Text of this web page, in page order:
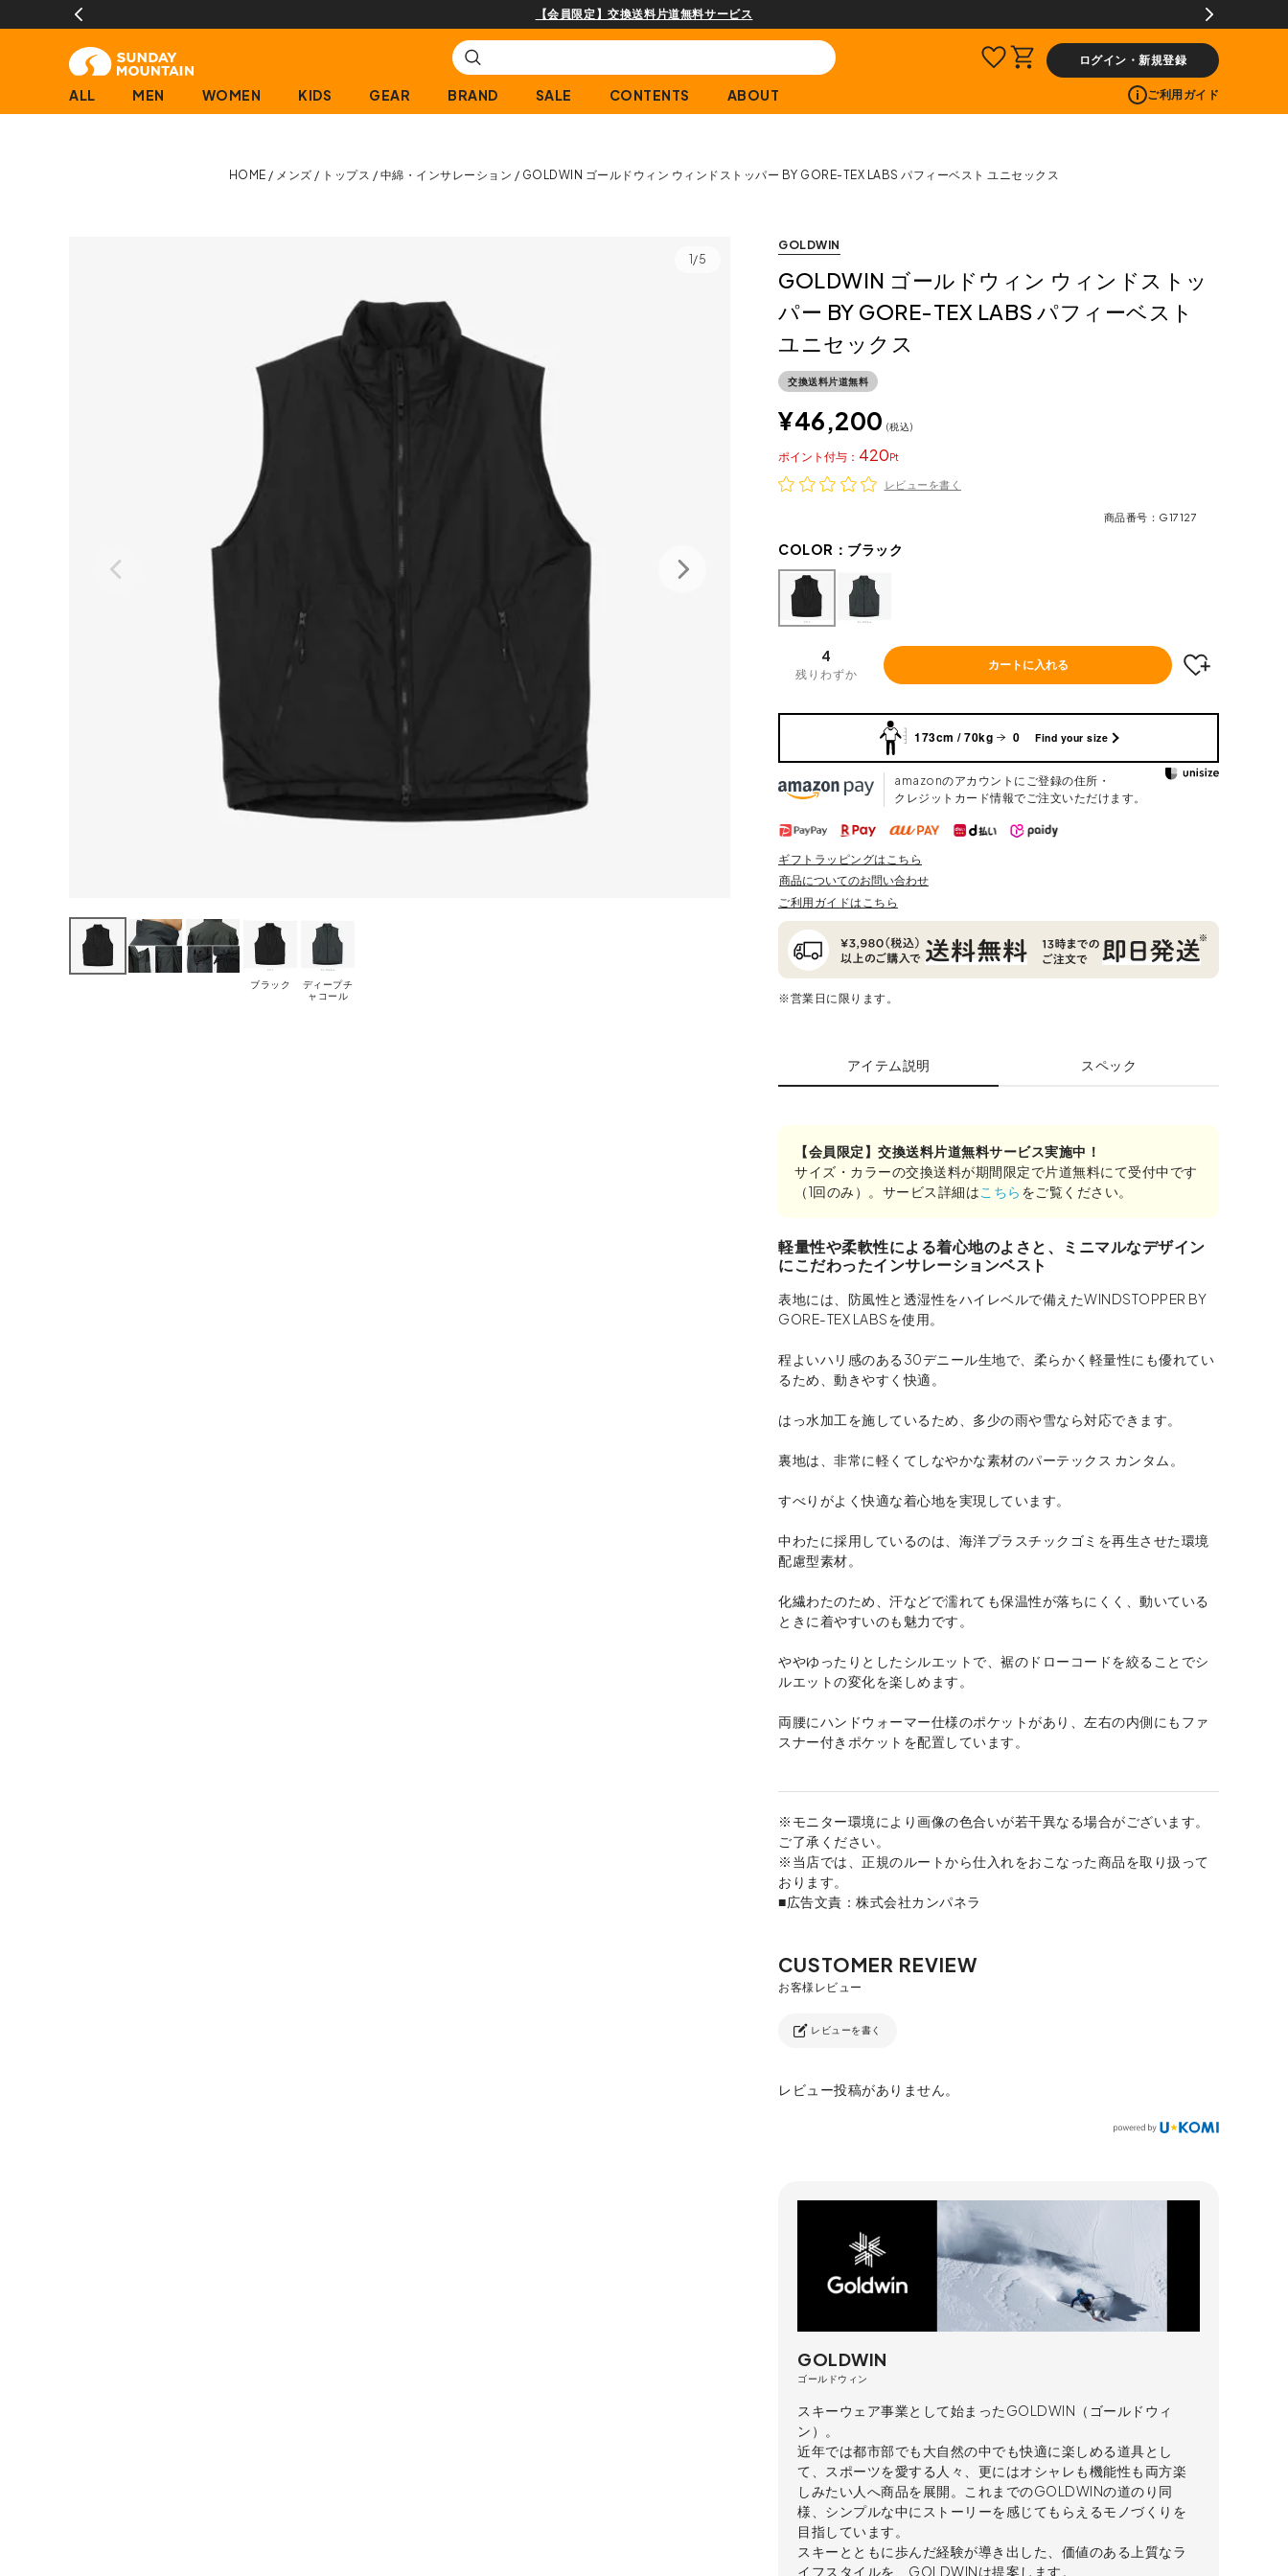
購入商品[¥2,000(税込)以上]のレビュー投稿で300ptプレゼント!
ログイン・新規登録
ALL MEN WOMEN KIDS GEAR BRAND SALE CONTENTS ABOUT ご利用ガイド
HOME メンズ トップス 中綿・インサレーション GOLDWIN ゴールドウィン ウィンドストッパー BY GORE-TEX LABS パフィーベスト ユニセックス
1/5
ブラック
ディープチ
ャコール
GOLDWIN
GOLDWIN ゴールドウィン ウィンドストッ
パー BY GORE-TEX LABS パフィーベスト
ユニセックス
交換送料片道無料
¥46,200 税込
420
ポイント
レビューを書く
商品番号 G17127
COLOR： ブラック
4
残りわずか
カートに入れる
173cm / 70kg 0 Find your size
amazonのアカウントにご登録の住所・
クレジットカード情報でご注文いただけます。
ギフトラッピングはこちら
商品についてのお問い合わせ
ご利用ガイドはこちら
※営業日に限ります。
アイテム説明 スペック
【会員限定】交換送料片道無料サービス実施中！
サイズ・カラーの交換送料が期間限定で片道無料にて受付中です
（1回のみ）。サービス詳細は こちら をご覧ください。
軽量性や柔軟性による着心地のよさと、ミニマルなデザイン
にこだわったインサレーションベスト
表地には、防風性と透湿性をハイレベルで備えたWINDSTOPPER BY
GORE-TEX LABSを使用。
程よいハリ感のある30デニール生地で、柔らかく軽量性にも優れてい
るため、動きやすく快適。
はっ水加工を施しているため、多少の雨や雪なら対応できます。
裏地は、非常に軽くてしなやかな素材のパーテックス カンタム。
すべりがよく快適な着心地を実現しています。
中わたに採用しているのは、海洋プラスチックゴミを再生させた環境
配慮型素材。
化繊わたのため、汗などで濡れても保温性が落ちにくく、動いている
ときに着やすいのも魅力です。
ややゆったりとしたシルエットで、裾のドローコードを絞ることでシ
ルエットの変化を楽しめます。
両腰にハンドウォーマー仕様のポケットがあり、左右の内側にもファ
スナー付きポケットを配置しています。
※モニター環境により画像の色合いが若干異なる場合がございます。
ご了承ください。
※当店では、正規のルートから仕入れをおこなった商品を取り扱って
おります。
■広告文責：株式会社カンパネラ
レビューを書く
レビュー投稿がありません。
GOLDWIN
ゴールドウィン
スキーウェア事業として始まったGOLDWIN（ゴールドウィ
ン）。
近年では都市部でも大自然の中でも快適に楽しめる道具とし
て、スポーツを愛する人々、更にはオシャレも機能性も両方楽
しみたい人へ商品を展開。これまでのGOLDWINの道のり同
様、シンプルな中にストーリーを感じてもらえるモノづくりを
目指しています。
スキーとともに歩んだ経験が導き出した、価値のある上質なラ
イフスタイルを、GOLDWINは提案します。